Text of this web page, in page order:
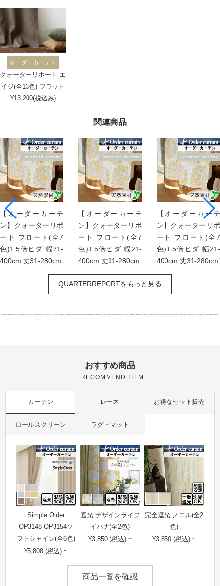
関連商品
【オーダーカーテ
ン】クォーターリポ
ート フロート(全7
色)1.5倍ヒダ 幅21-
400cm 丈31-280cm
【オーダーカーテ
ン】クォーターリポ
ート フロート(全7
色)1.5倍ヒダ 幅21-
400cm 丈31-280cm
【オーダーカーテ
ン】クォーターリポ
ート フロート(全7
色)1.5倍ヒダ 幅21-
400cm 丈31-280cm
QUARTERREPORTをもっと見る
オーダーカーテン
クォーターリポート エ
イジ(全13色) フラット
¥13,200(税込み)
おすすめ商品
RECOMMEND ITEM
カーテン レース お得なセット販売
ロールスクリーン ラグ・マット
Simple Order
OP3148-OP3154ソ
フトシャイン(全6色)
¥5,808 (税込) ~
遮光 デザインライフ
イハナ(全2色)
¥3,850 (税込) ~
完全遮光 ノエル(全2
色)
¥3,850 (税込) ~
商品一覧を確認